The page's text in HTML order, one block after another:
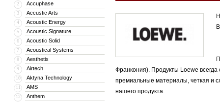
2 Accuphase
3 Accustic Arts
4 Acoustic Energy
5 Acoustic Signature
6 Acoustic Solid
7 Acoustical Systems
8 Aesthetix
9 Airtech
10 Aktyna Technology
11 AMS
12 Anthem
Франкония). Продукты Loewe
премиальные материалы, четкая и
нашего продукта.